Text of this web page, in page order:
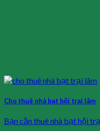
Cho thuê nhà bạt hội trại lãm
Bạn cần thuê nhà bạt hội